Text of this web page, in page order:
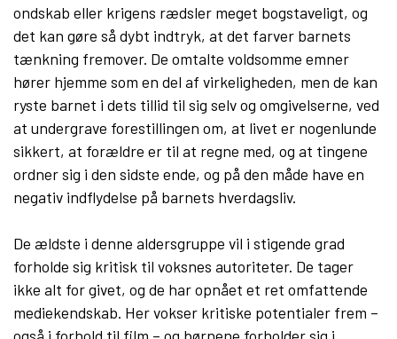
ondskab eller krigens rædsler meget bogstaveligt, og
det kan gøre så dybt indtryk, at det farver barnets
tænkning fremover. De omtalte voldsomme emner
hører hjemme som en del af virkeligheden, men de kan
ryste barnet i dets tillid til sig selv og omgivelserne, ved
at undergrave forestillingen om, at livet er nogenlunde
sikkert, at forældre er til at regne med, og at tingene
ordner sig i den sidste ende, og på den måde have en
negativ indflydelse på barnets hverdagsliv.
De ældste i denne aldersgruppe vil i stigende grad
forholde sig kritisk til voksnes autoriteter. De tager
ikke alt for givet, og de har opnået et ret omfattende
mediekendskab. Her vokser kritiske potentialer frem –